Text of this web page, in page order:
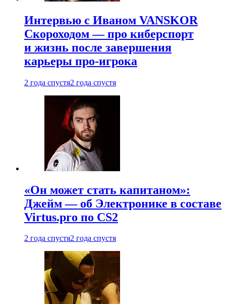
Интервью с Иваном VANSKOR
Скороходом — про киберспорт
и жизнь после завершения
карьеры про-игрока
2 года спустя2 года спустя
«Он может стать капитаном»:
Джейм — об Электронике в составе
Virtus.pro по CS2
2 года спустя2 года спустя